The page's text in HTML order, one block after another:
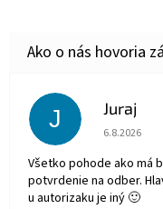
J Juraj
6.8.2026
Všetko pohode ako má
potvrdenie na odber.
u autorizaku je iný 🙂